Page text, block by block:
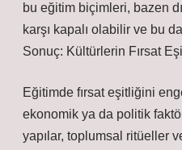
bu eğitim biçimleri, bazen
karşı kapalı olabilir ve bu
Sonuç: Kültürlerin Fırsat
Eğitimde fırsat eşitliğini
ekonomik ya da politik
yapılar, toplumsal ritüeller